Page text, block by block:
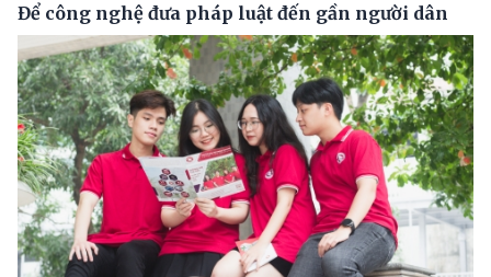
Để công nghệ đưa pháp luật đến gần người dân